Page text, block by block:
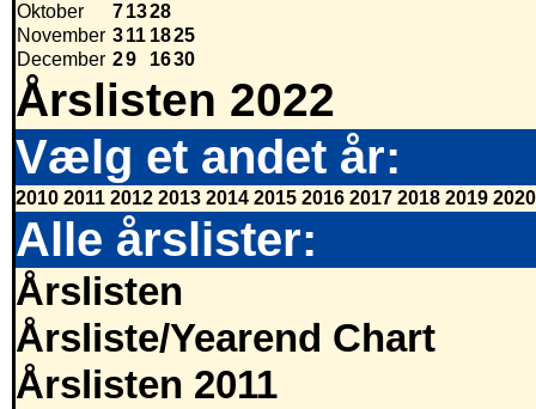
Oktober
71328
November 311 1825
December 29 1630
Årslisten 2022
Vælg et andet år:
2010 2011 2012 2013 2014 2015 2016 2017 2018 2019 2020
Alle årslister:
Årslisten
Årsliste/Yearend Chart
Årslisten 2011